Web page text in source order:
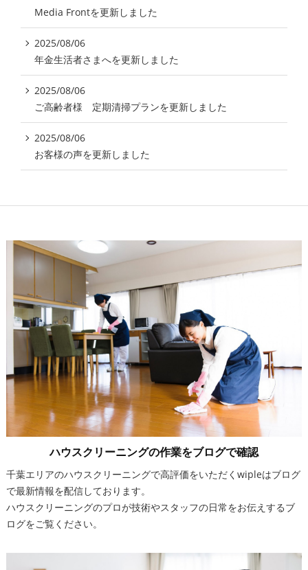
Media Frontを更新しました
2025/08/06
年金生活者さまへを更新しました
2025/08/06
ご高齢者様 定期清掃プランを更新しました
2025/08/06
お客様の声を更新しました
ハウスクリーニングの作業をブログで確認
千葉エリアのハウスクリーニングで高評価をいただくwipleはブログ
で最新情報を配信しております。
ハウスクリーニングのプロが技術やスタッフの日常をお伝えするブ
ログをご覧ください。